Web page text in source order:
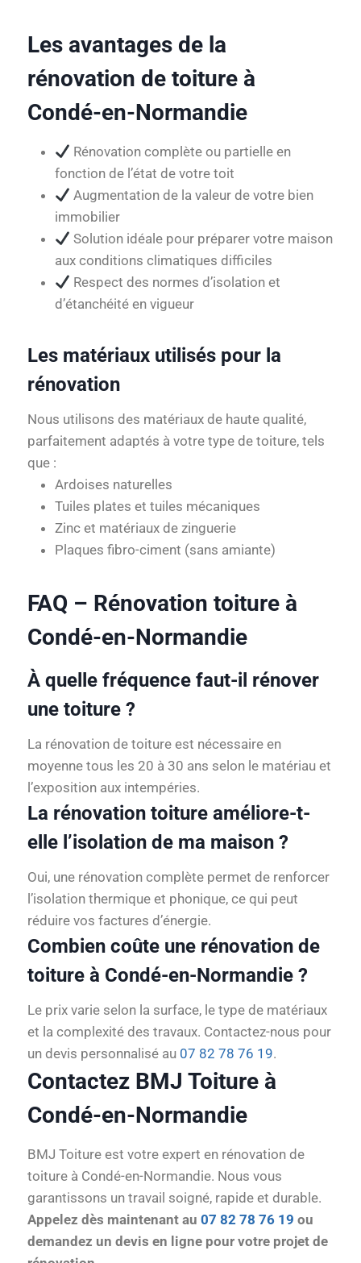
Les avantages de la
rénovation de toiture à
Condé-en-Normandie
Rénovation complète ou partielle en
fonction de l’état de votre toit
Augmentation de la valeur de votre bien
immobilier
Solution idéale pour préparer votre maison
aux conditions climatiques difficiles
Respect des normes d’isolation et
d’étanchéité en vigueur
Les matériaux utilisés pour la
rénovation
Nous utilisons des matériaux de haute qualité,
parfaitement adaptés à votre type de toiture, tels
que :
Ardoises naturelles
Tuiles plates et tuiles mécaniques
Zinc et matériaux de zinguerie
Plaques fibro-ciment (sans amiante)
FAQ – Rénovation toiture à
Condé-en-Normandie
À quelle fréquence faut-il rénover
une toiture ?
La rénovation de toiture est nécessaire en
moyenne tous les 20 à 30 ans selon le matériau et
l’exposition aux intempéries.
La rénovation toiture améliore-t-
elle l’isolation de ma maison ?
Oui, une rénovation complète permet de renforcer
l’isolation thermique et phonique, ce qui peut
réduire vos factures d’énergie.
Combien coûte une rénovation de
toiture à Condé-en-Normandie ?
Le prix varie selon la surface, le type de matériaux
et la complexité des travaux. Contactez-nous pour
un devis personnalisé au 07 82 78 76 19.
Contactez BMJ Toiture à
Condé-en-Normandie
BMJ Toiture est votre expert en rénovation de
toiture à Condé-en-Normandie. Nous vous
garantissons un travail soigné, rapide et durable.
Appelez dès maintenant au 07 82 78 76 19 ou
demandez un devis en ligne pour votre projet de